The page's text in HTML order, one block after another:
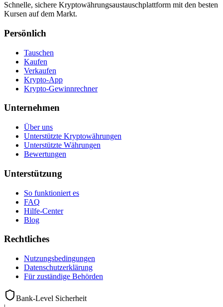
Schnelle, sichere Kryptowährungsaustauschplattform mit den besten
Kursen auf dem Markt.
Persönlich
Tauschen
Kaufen
Verkaufen
Krypto-App
Krypto-Gewinnrechner
Unternehmen
Über uns
Unterstützte Kryptowährungen
Unterstützte Währungen
Bewertungen
Unterstützung
So funktioniert es
FAQ
Hilfe-Center
Blog
Rechtliches
Nutzungsbedingungen
Datenschutzerklärung
Für zuständige Behörden
Bank-Level Sicherheit